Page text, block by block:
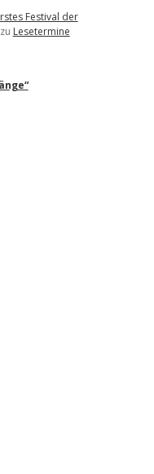
Festival der
zu Lesetermine